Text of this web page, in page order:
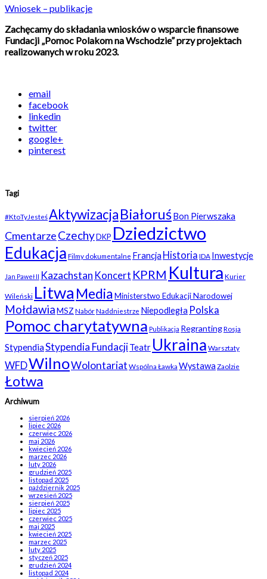
Wniosek – publikacje
Zachęcamy do składania wniosków o wsparcie finansowe
Fundacji „Pomoc Polakom na Wschodzie” przy projektach
realizowanych w roku 2023.
email
facebook
linkedin
twitter
google+
pinterest
Tagi
#KtoTyJesteśAktywizacjaBiałoruśBon Pierwszaka
CmentarzeCzechyDKP Dziedzictwo
Edukacja Filmy dokumentalne Francja Historia IDA Inwestycje
Jan Paweł II Kazachstan Koncert KPRM Kultura Kurier
Wileński Litwa MediaMinisterstwo Edukacji Narodowej
MołdawiaMSZ NabórNaddniestrze Niepodległa Polska
Pomoc charytatywna Publikacja RegrantingRosja
StypendiaStypendia FundacjiTeatr Ukraina Warsztaty
WFDWilnoWolontariat Wspólna Ławka Wystawa Zaolzie
Łotwa
Archiwum
sierpień 2026
lipiec 2026
czerwiec 2026
maj 2026
kwiecień 2026
marzec 2026
luty 2026
grudzień 2025
listopad 2025
październik 2025
wrzesień 2025
sierpień 2025
lipiec 2025
czerwiec 2025
maj 2025
kwiecień 2025
marzec 2025
luty 2025
styczeń 2025
grudzień 2024
listopad 2024